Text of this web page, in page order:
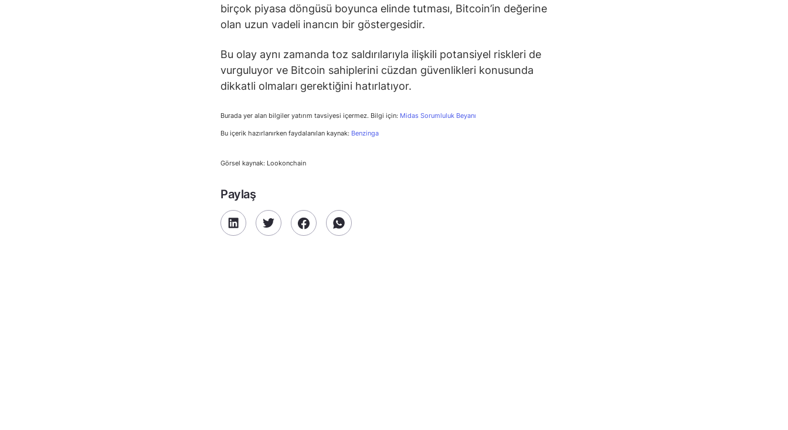
birçok piyasa döngüsü boyunca elinde tutması, Bitcoin’in değerine
olan uzun vadeli inancın bir göstergesidir.
Bu olay aynı zamanda toz saldırılarıyla ilişkili potansiyel riskleri de
vurguluyor ve Bitcoin sahiplerini cüzdan güvenlikleri konusunda
dikkatli olmaları gerektiğini hatırlatıyor.
Burada yer alan bilgiler yatırım tavsiyesi içermez. Bilgi için: Midas Sorumluluk Beyanı
Bu içerik hazırlanırken faydalanılan kaynak: Benzinga
Görsel kaynak: Lookonchain
Paylaş